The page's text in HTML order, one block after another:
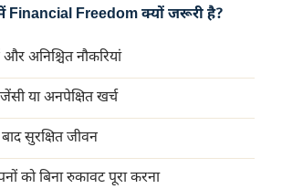
Freedom क्यों जरूरी है?
अनिश्चित नौकरियां
या अनपेक्षित खर्च
सुरक्षित जीवन
को बिना रुकावट पूरा करना